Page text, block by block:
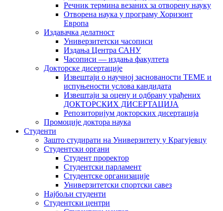
Рeчник термина везаних за отворену науку
Отворена наука у програму Хоризонт
Европа
Издавачка делатност
Универзитетски часописи
Издања Центра САНУ
Часописи — издања факултета
Докторске дисертације
Извештаји о научној заснованости ТЕМЕ и
испуњености услова кандидата
Извештаји за оцену и одбрану урађених
ДОКТОРСКИХ ДИСЕРТАЦИЈА
Репозиторијум докторских дисертација
Промоције доктора наука
Студенти
Зашто студирати на Универзитету у Крагујевцу
Студентски органи
Студент проректор
Студентски парламент
Студентске организације
Универзитетски спортски савез
Најбољи студенти
Студентски центри